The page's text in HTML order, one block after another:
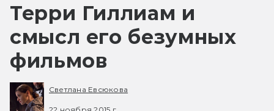
Терри Гиллиам и
смысл его безумных
фильмов
Светлана Евсюкова